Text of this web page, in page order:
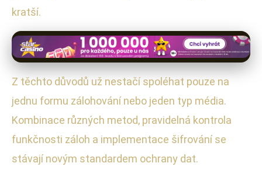
kratší.
Z těchto důvodů už nestačí spoléhat pouze na
jednu formu zálohování nebo jeden typ média.
Kombinace různých metod, pravidelná kontrola
funkčnosti záloh a implementace šifrování se
stávají novým standardem ochrany dat.